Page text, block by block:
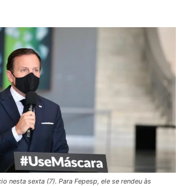
nesta sexta (7). Para Fepesp, ele se rendeu às